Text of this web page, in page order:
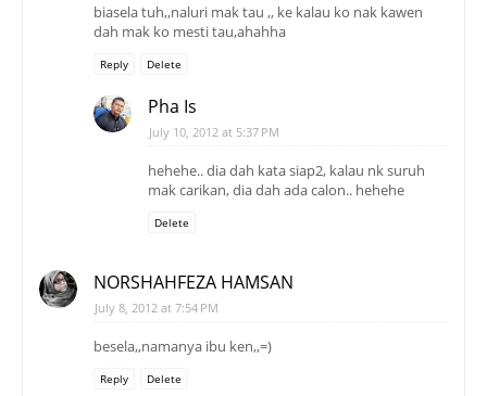
biasela tuh,,naluri mak tau ,, ke kalau ko nak kawen
dah mak ko mesti tau,ahahha
Reply Delete
Pha Is
July 10, 2012 at 5:37 PM
hehehe.. dia dah kata siap2, kalau nk suruh
mak carikan, dia dah ada calon.. hehehe
Delete
NORSHAHFEZA HAMSAN
July 8, 2012 at 7:54 PM
besela,,namanya ibu ken,,=)
Reply Delete